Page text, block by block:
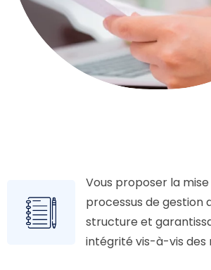
Vous proposer la
processus de gestion
structure et
intégrité vis-à-vis des